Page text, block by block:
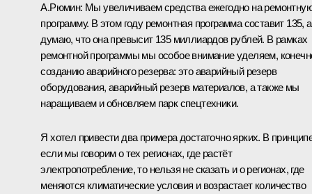
А.Рюмин: Мы увеличиваем средства ежегодно на
программу. В этом году ремонтная программа составит 135,
думаю, что она превысит 135 миллиардов рублей. В рамках
ремонтной программы мы особое внимание уделяем,
созданию аварийного резерва: это аварийный резерв
оборудования, аварийный резерв материалов, а также мы
наращиваем и обновляем парк спецтехники.
Я хотел привести два примера достаточно ярких. В
если мы говорим о тех регионах, где растёт
электропотребление, то нельзя не сказать и о регионах, где
меняются климатические условия и возрастает количество